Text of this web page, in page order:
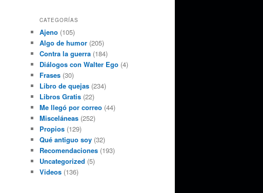
CATEGORÍAS
Ajeno (105)
Algo de humor (205)
Contra la guerra (184)
Diálogos con Walter Ego (4)
Frases (30)
Libro de quejas (234)
Libros Gratis (22)
Me llegó por correo (44)
Misceláneas (252)
Propios (129)
Qué antiguo soy (32)
Recomendaciones (193)
Uncategorized (5)
Videos (136)